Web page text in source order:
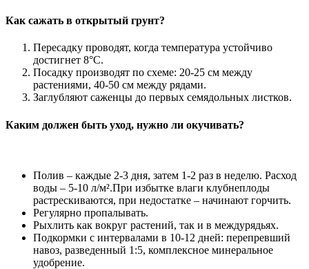
Как сажать в открытый грунт?
Пересадку проводят, когда температура устойчиво
достигнет 8°С.
Посадку производят по схеме: 20-25 см между
растениями, 40-50 см между рядами.
Заглубляют саженцы до первых семядольных листков.
Каким должен быть уход, нужно ли окучивать?
Полив – каждые 2-3 дня, затем 1-2 раз в неделю. Расход
воды – 5-10 л/м².При избытке влаги клубнеплоды
растрескиваются, при недостатке – начинают горчить.
Регулярно пропалывать.
Рыхлить как вокруг растений, так и в междурядьях.
Подкормки с интервалами в 10-12 дней: перепревший
навоз, разведенный 1:5, комплексное минеральное
удобрение.